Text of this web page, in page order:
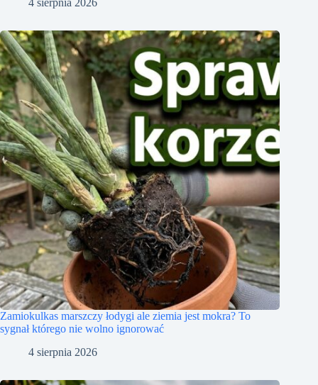
Zamiokulkas marszczy łodygi ale ziemia jest mokra? To
sygnał którego nie wolno ignorować
4 sierpnia 2026